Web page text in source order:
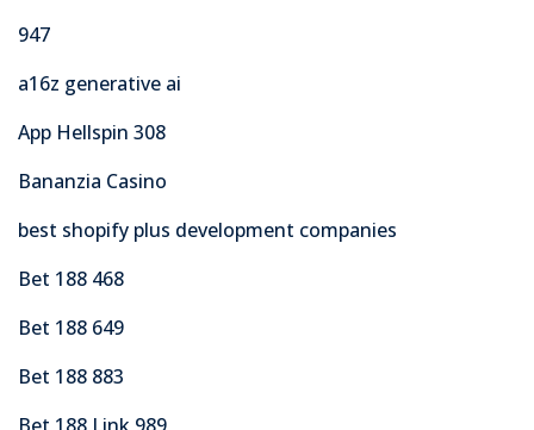
947
a16z generative ai
App Hellspin 308
Bananzia Casino
best shopify plus development companies
Bet 188 468
Bet 188 649
Bet 188 883
Bet 188 Link 989